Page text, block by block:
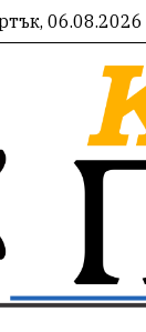
06.08.2026